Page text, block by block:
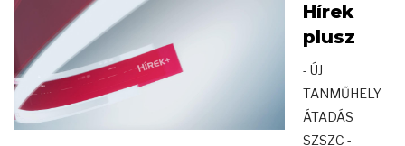
Hírek
plusz
- ÚJ
TANMŰHELY
ÁTADÁS
SZSZC -